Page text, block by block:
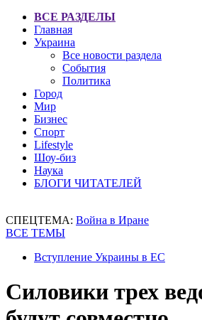
ВСЕ РАЗДЕЛЫ
Главная
Украина
Все новости раздела
События
Политика
Город
Мир
Бизнес
Спорт
Lifestyle
Шоу-биз
Наука
БЛОГИ ЧИТАТЕЛЕЙ
СПЕЦТЕМА: Война в Иране
ВСЕ ТЕМЫ
Вступление Украины в ЕС
Силовики трех